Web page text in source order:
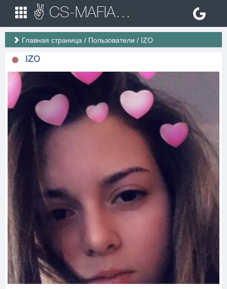
✌ CS-MAFIA.RU ✌ Игровые сервера Counter Strike 1.6
Главная страница / Пользователи / IZO
IZO